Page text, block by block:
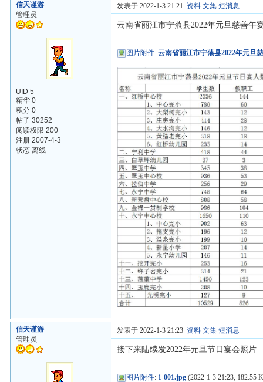
信天谨游
管理员
UID 5
精华 0
积分 0
帖子 30252
阅读权限 200
注册 2007-4-3
状态 离线
发表于 2022-1-3 21:21 资料 文集 短消息
云南省丽江市宁蒗县2022年元旦慈善午
图片附件:云南省丽江市宁蒗县2022年元旦
信天谨游
管理员
发表于 2022-1-3 21:23 资料 文集 短消息
接下来陆续发2022年元旦节日宴会照片
图片附件: 1-001.jpg (2022-1-3 21:23, 182.55